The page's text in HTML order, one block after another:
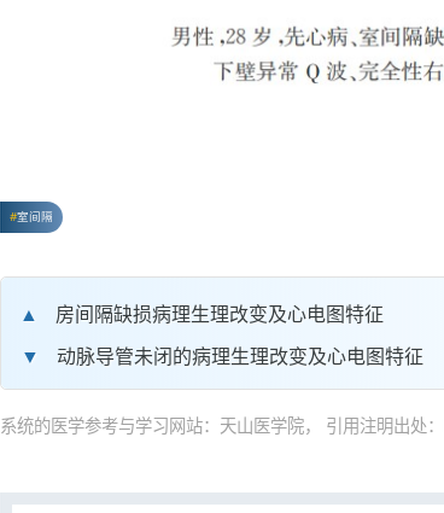
室间隔
房间隔缺损病理生理改变及心电图特征
动脉导管未闭的病理生理改变及心电图特征
系统的医学参考与学习网站：天山医学院， 引用注明出处：